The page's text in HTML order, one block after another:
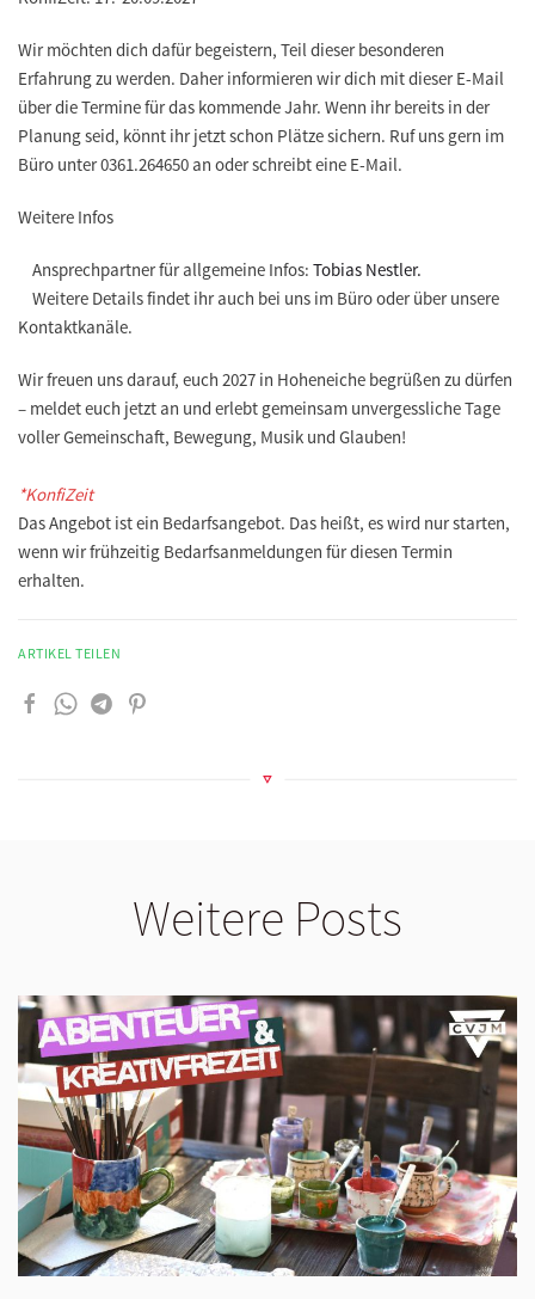
Wir möchten dich dafür begeistern, Teil dieser besonderen
Erfahrung zu werden. Daher informieren wir dich mit dieser E-Mail
über die Termine für das kommende Jahr. Wenn ihr bereits in der
Planung seid, könnt ihr jetzt schon Plätze sichern. Ruf uns gern im
Büro unter 0361.264650 an oder schreibt eine E-Mail.
Weitere Infos
Ansprechpartner für allgemeine Infos: Tobias Nestler.
Weitere Details findet ihr auch bei uns im Büro oder über unsere
Kontaktkanäle.
Wir freuen uns darauf, euch 2027 in Hoheneiche begrüßen zu dürfen
– meldet euch jetzt an und erlebt gemeinsam unvergessliche Tage
voller Gemeinschaft, Bewegung, Musik und Glauben!
*KonfiZeit
Das Angebot ist ein Bedarfsangebot. Das heißt, es wird nur starten,
wenn wir frühzeitig Bedarfsanmeldungen für diesen Termin
erhalten.
ARTIKEL TEILEN
Weitere Posts